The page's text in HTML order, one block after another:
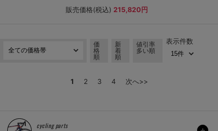
販売価格(税込) 215,820円
価
格
順
新
着
順
値引率
多い順
表示件数
1 2 3 4 次へ>>
cycling parts